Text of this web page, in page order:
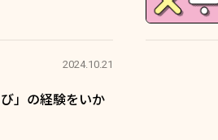
2024.10.21
」の経験をいか